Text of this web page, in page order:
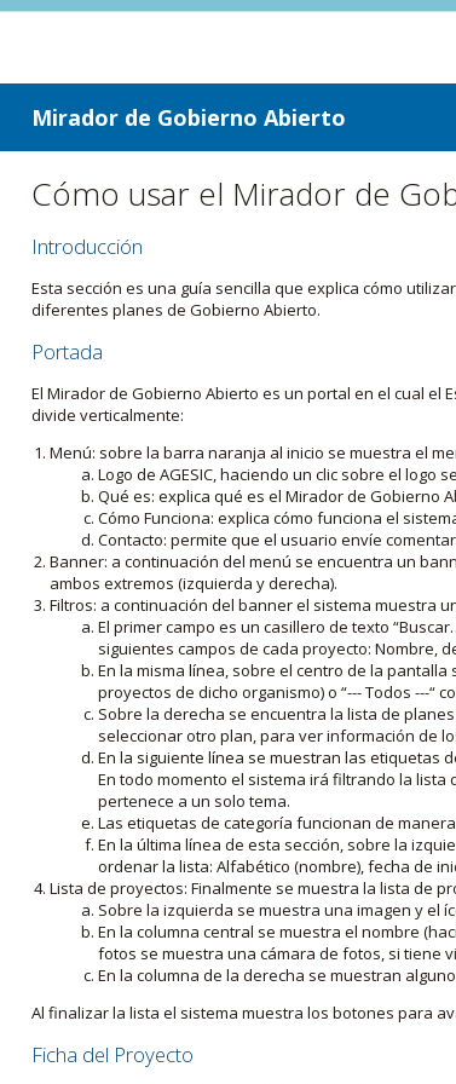
ir a contenido
ir al menú
Mirador de Gobierno Abierto
Cómo usar el Mirador de
Introducción
Esta sección es una guía sencilla que explica cómo
diferentes planes de Gobierno Abierto.
Portada
El Mirador de Gobierno Abierto es un portal en el cual
divide verticalmente:
Menú: sobre la barra naranja al inicio se muestra el
Logo de AGESIC, haciendo un clic sobre el logo
Qué es: explica qué es el Mirador de Gobierno
Cómo Funciona: explica cómo funciona el
Contacto: permite que el usuario envíe
Banner: a continuación del menú se encuentra un
ambos extremos (izquierda y derecha).
Filtros: a continuación del banner el sistema muestra
El primer campo es un casillero de texto
siguientes campos de cada proyecto: Nombre,
En la misma línea, sobre el centro de la
proyectos de dicho organismo) o “--- Todos ---“
Sobre la derecha se encuentra la lista de
seleccionar otro plan, para ver información de
En la siguiente línea se muestran las etiquetas
En todo momento el sistema irá filtrando la
pertenece a un solo tema.
Las etiquetas de categoría funcionan de
En la última línea de esta sección, sobre la
ordenar la lista: Alfabético (nombre), fecha de
Lista de proyectos: Finalmente se muestra la lista de
Sobre la izquierda se muestra una imagen y el
En la columna central se muestra el nombre
fotos se muestra una cámara de fotos, si tiene
En la columna de la derecha se muestran
Al finalizar la lista el sistema muestra los botones para
Ficha del Proyecto